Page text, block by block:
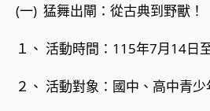
(一) 猛舞出閘：從古典到野獸！
１、 活動時間：115年7月14日
２、 活動對象：國中、高中青少